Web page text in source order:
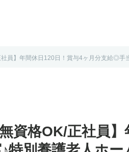
めての方へ よくあるご質問 転
社員】年間休日120日！賞与4ヶ月分支給◎
資格OK/正社員